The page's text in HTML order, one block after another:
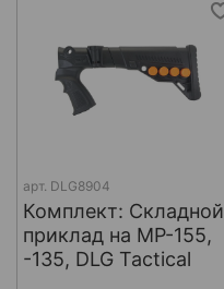
арт. DLG8904
Комплект: Складной
приклад на МР-155,
-135, DLG Tactical